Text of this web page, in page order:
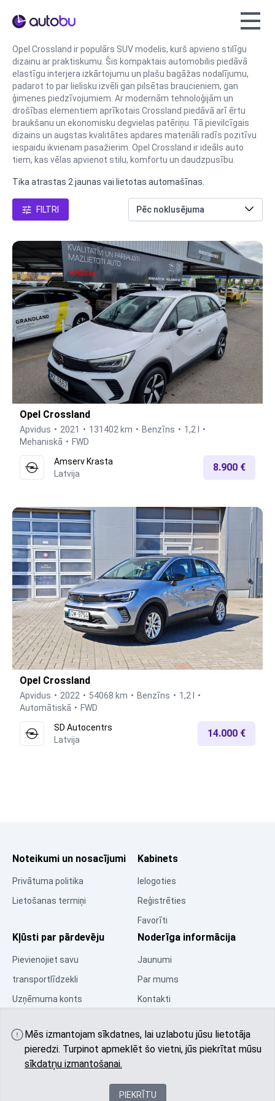
Autobu.eu
Opel Crossland ir populārs SUV modelis, kurš apvieno stilīgu
dizainu ar praktiskumu. Šis kompaktais automobilis piedāvā
elastīgu interjera izkārtojumu un plašu bagāžas nodalījumu,
padarot to par lielisku izvēli gan pilsētas braucieniem, gan
ģimenes piedzīvojumiem. Ar modernām tehnoloģijām un
drošības elementiem aprīkotais Crossland piedāvā arī ērtu
braukšanu un ekonomisku degvielas patēriņu. Tā pievilcīgais
dizains un augstas kvalitātes apdares materiāli radīs pozitīvu
iespaidu ikvienam pasažierim. Opel Crossland ir ideāls auto
tiem, kas vēlas apvienot stilu, komfortu un daudzpusību.
Tika atrastas 2 jaunas vai lietotas automašīnas.
FILTRI
Opel Crossland
Apvidus 2021 131402 km Benzīns
1,2 l
Mehaniskā
FWD
Amserv Krasta
Latvija
8.900 €
Opel Crossland
Apvidus 2022 54068 km Benzīns
1,2 l
Automātiskā
FWD
SD Autocentrs
Latvija
14.000 €
Noteikumi un nosacījumi
Privātuma politika
Lietošanas termiņi
Kabinets
Ielogoties
Reģistrēties
Favorīti
Kļūsti par pārdevēju
Pievienojiet savu
transportlīdzekli
Uzņēmuma konts
Kopiena
Noderīga informācija
Jaunumi
Par mums
Kontakti
© 2025 All rights reserved autobu.eu
Mēs izmantojam sīkdatnes, lai uzlabotu jūsu lietotāja
pieredzi. Turpinot apmeklēt šo vietni, jūs piekrītat mūsu
sīkdatņu izmantošanai.
PIEKRĪTU